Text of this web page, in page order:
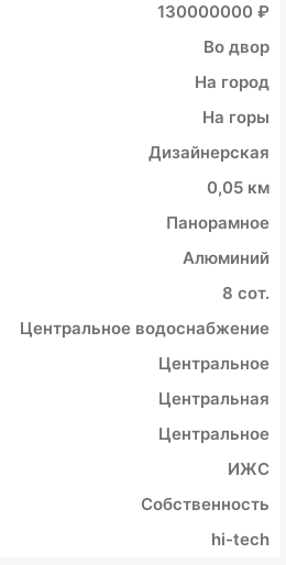
130000000 ₽
Во двор
На город
На горы
Дизайнерская
0,05 км
Панорамное
Алюминий
8 сот.
Центральное водоснабжение
Центральное
Центральная
Центральное
ИЖС
Собственность
hi-tech